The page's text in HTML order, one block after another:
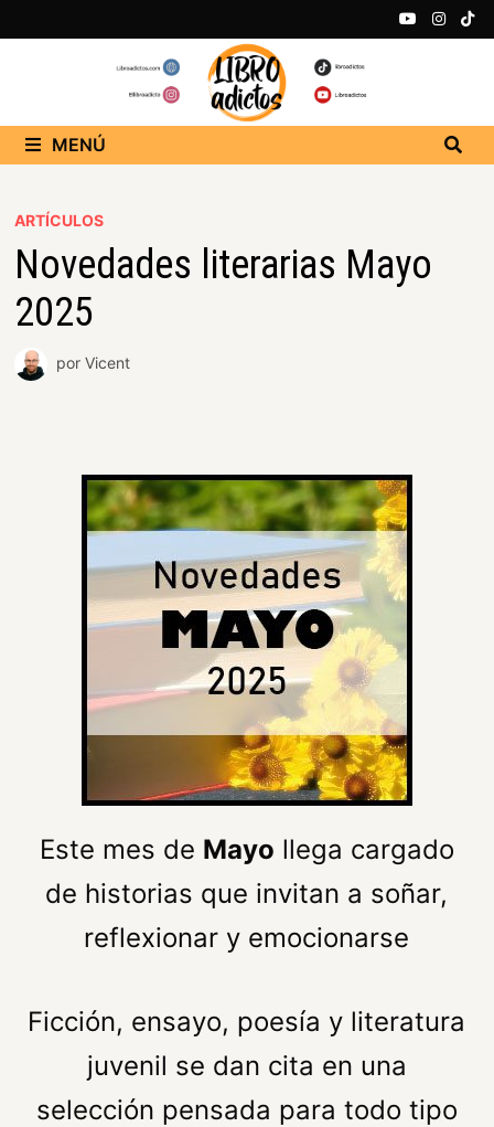
MENÚ
ARTÍCULOS
Novedades literarias Mayo
2025
por Vicent
Este mes de Mayo llega cargado
de historias que invitan a soñar,
reflexionar y emocionarse
Ficción, ensayo, poesía y literatura
juvenil se dan cita en una
selección pensada para todo tipo